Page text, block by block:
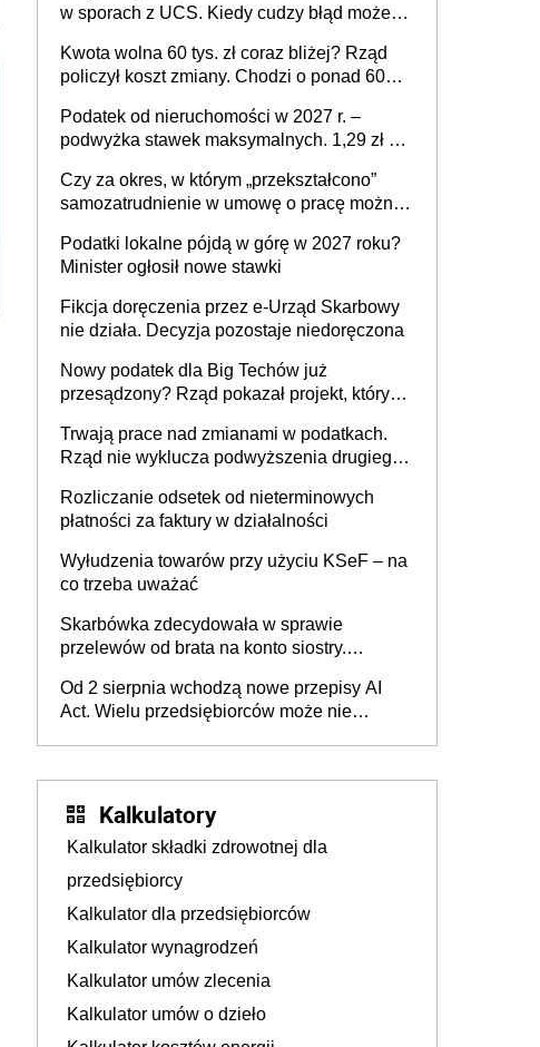
w sporach z UCS. Kiedy cudzy błąd może
Kwota wolna 60 tys. zł coraz bliżej? Rząd
policzył koszt zmiany. Chodzi o ponad 60
Podatek od nieruchomości w 2027 r. –
podwyżka stawek maksymalnych. 1,29 zł za
budynków i lokali związanych z
prowadzeniem działalności gospodarczej
Czy za okres, w którym „przekształcono”
samozatrudnienie w umowę o pracę można
umowy cywilnoprawnej jedynym
racjonalnym wyjściem
Podatki lokalne pójdą w górę w 2027 roku?
Minister ogłosił nowe stawki
Fikcja doręczenia przez e-Urząd Skarbowy
nie działa. Decyzja pozostaje niedoręczona
Nowy podatek dla Big Techów już
przesądzony? Rząd pokazał projekt, który
Trwają prace nad zmianami w podatkach.
Rząd nie wyklucza podwyższenia drugiego
Rozliczanie odsetek od nieterminowych
płatności za faktury w działalności
Wyłudzenia towarów przy użyciu KSeF – na
co trzeba uważać
Skarbówka zdecydowała w sprawie
przelewów od brata na konto siostry.
darowizna, ale podatku jednak nie będzie
Od 2 sierpnia wchodzą nowe przepisy AI
Act. Wielu przedsiębiorców może nie
Kalkulatory
Kalkulator składki zdrowotnej dla
przedsiębiorcy
Kalkulator dla przedsiębiorców
Kalkulator wynagrodzeń
Kalkulator umów zlecenia
Kalkulator umów o dzieło